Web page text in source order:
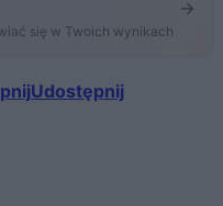
się w Twoich wynikach
Udostępnij